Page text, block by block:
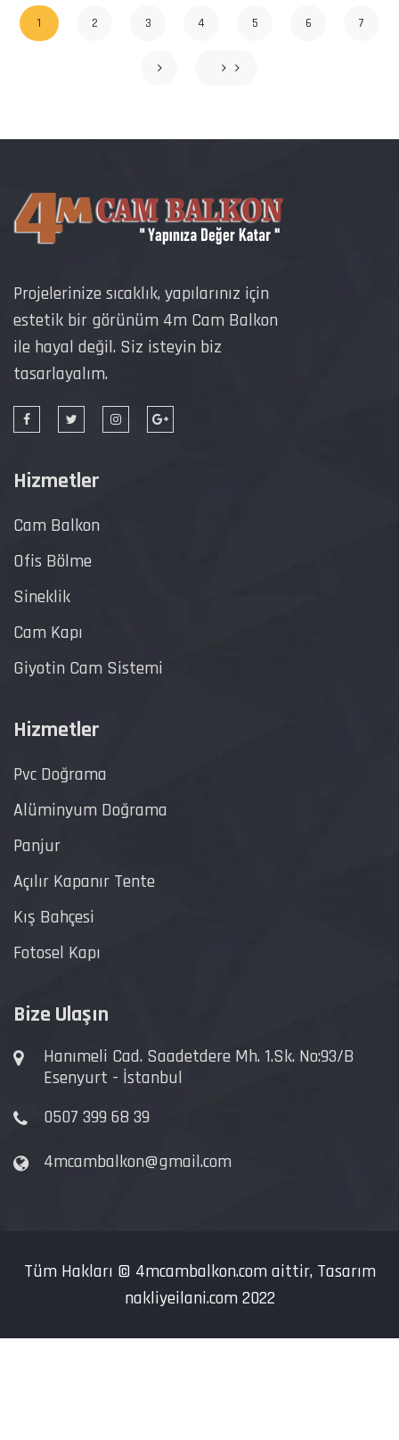
1 2 3 4 5 6 7
Projelerinize sıcaklık, yapılarınız için
estetik bir görünüm 4m Cam Balkon
ile hayal değil. Siz isteyin biz
tasarlayalım.
Hizmetler
Cam Balkon
Ofis Bölme
Sineklik
Cam Kapı
Giyotin Cam Sistemi
Hizmetler
Pvc Doğrama
Alüminyum Doğrama
Panjur
Açılır Kapanır Tente
Kış Bahçesi
Fotosel Kapı
Bize Ulaşın
Hanımeli Cad. Saadetdere Mh. 1.Sk. No:93/B
Esenyurt - İstanbul
0507 399 68 39
4mcambalkon@gmail.com
Tüm Hakları © 4mcambalkon.comaittir, Tasarım
nakliyeilani.com2022